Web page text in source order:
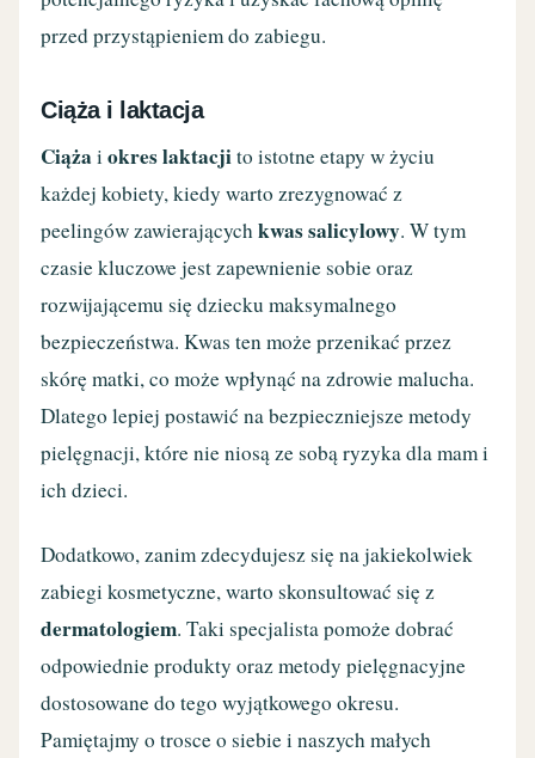
przed przystąpieniem do zabiegu.
Ciąża i laktacja
Ciąża iokres laktacjito istotne etapy w życiu
każdej kobiety, kiedy warto zrezygnować z
peelingów zawierającychkwas salicylowy. W tym
czasie kluczowe jest zapewnienie sobie oraz
rozwijającemu się dziecku maksymalnego
bezpieczeństwa. Kwas ten może przenikać przez
skórę matki, co może wpłynąć na zdrowie malucha.
Dlatego lepiej postawić na bezpieczniejsze metody
pielęgnacji, które nie niosą ze sobą ryzyka dla mam i
ich dzieci.
Dodatkowo, zanim zdecydujesz się na jakiekolwiek
zabiegi kosmetyczne, warto skonsultować się z
dermatologiem. Taki specjalista pomoże dobrać
odpowiednie produkty oraz metody pielęgnacyjne
dostosowane do tego wyjątkowego okresu.
Pamiętajmy o trosce o siebie i naszych małych